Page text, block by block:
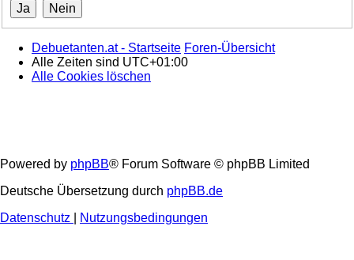
Debuetanten.at - Startseite Foren-Übersicht
Alle Zeiten sind UTC+01:00
Alle Cookies löschen
Powered by phpBB® Forum Software © phpBB Limited
Deutsche Übersetzung durch phpBB.de
Datenschutz
Nutzungsbedingungen